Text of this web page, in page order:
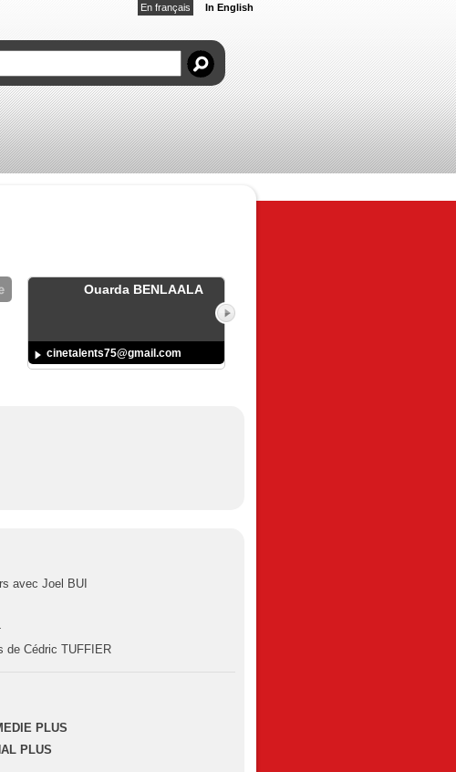
En français In English
Ouarda BENLAALA
cinetalents75@gmail.com
avec Joel BUI
de Cédric TUFFIER
PLUS
PLUS